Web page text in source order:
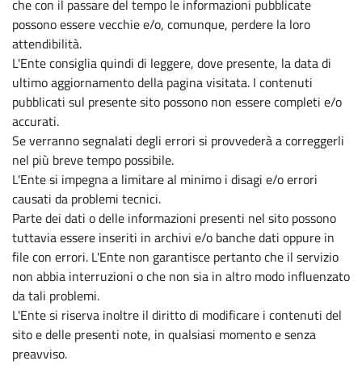
che con il passare del tempo le informazioni pubblicate
possono essere vecchie e/o, comunque, perdere la loro
attendibilità.
L'Ente consiglia quindi di leggere, dove presente, la data di
ultimo aggiornamento della pagina visitata. I contenuti
pubblicati sul presente sito possono non essere completi e/o
accurati.
Se verranno segnalati degli errori si provvederà a correggerli
nel più breve tempo possibile.
L'Ente si impegna a limitare al minimo i disagi e/o errori
causati da problemi tecnici.
Parte dei dati o delle informazioni presenti nel sito possono
tuttavia essere inseriti in archivi e/o banche dati oppure in
file con errori. L'Ente non garantisce pertanto che il servizio
non abbia interruzioni o che non sia in altro modo influenzato
da tali problemi.
L'Ente si riserva inoltre il diritto di modificare i contenuti del
sito e delle presenti note, in qualsiasi momento e senza
preavviso.